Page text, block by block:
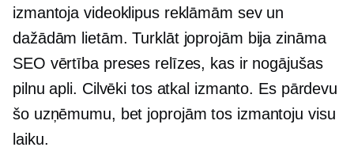
izmantoja videoklipus reklāmām sev un
dažādām lietām. Turklāt joprojām bija zināma
SEO vērtība preses relīzes, kas ir nogājušas
pilnu apli. Cilvēki tos atkal izmanto. Es pārdevu
šo uzņēmumu, bet joprojām tos izmantoju visu
laiku.